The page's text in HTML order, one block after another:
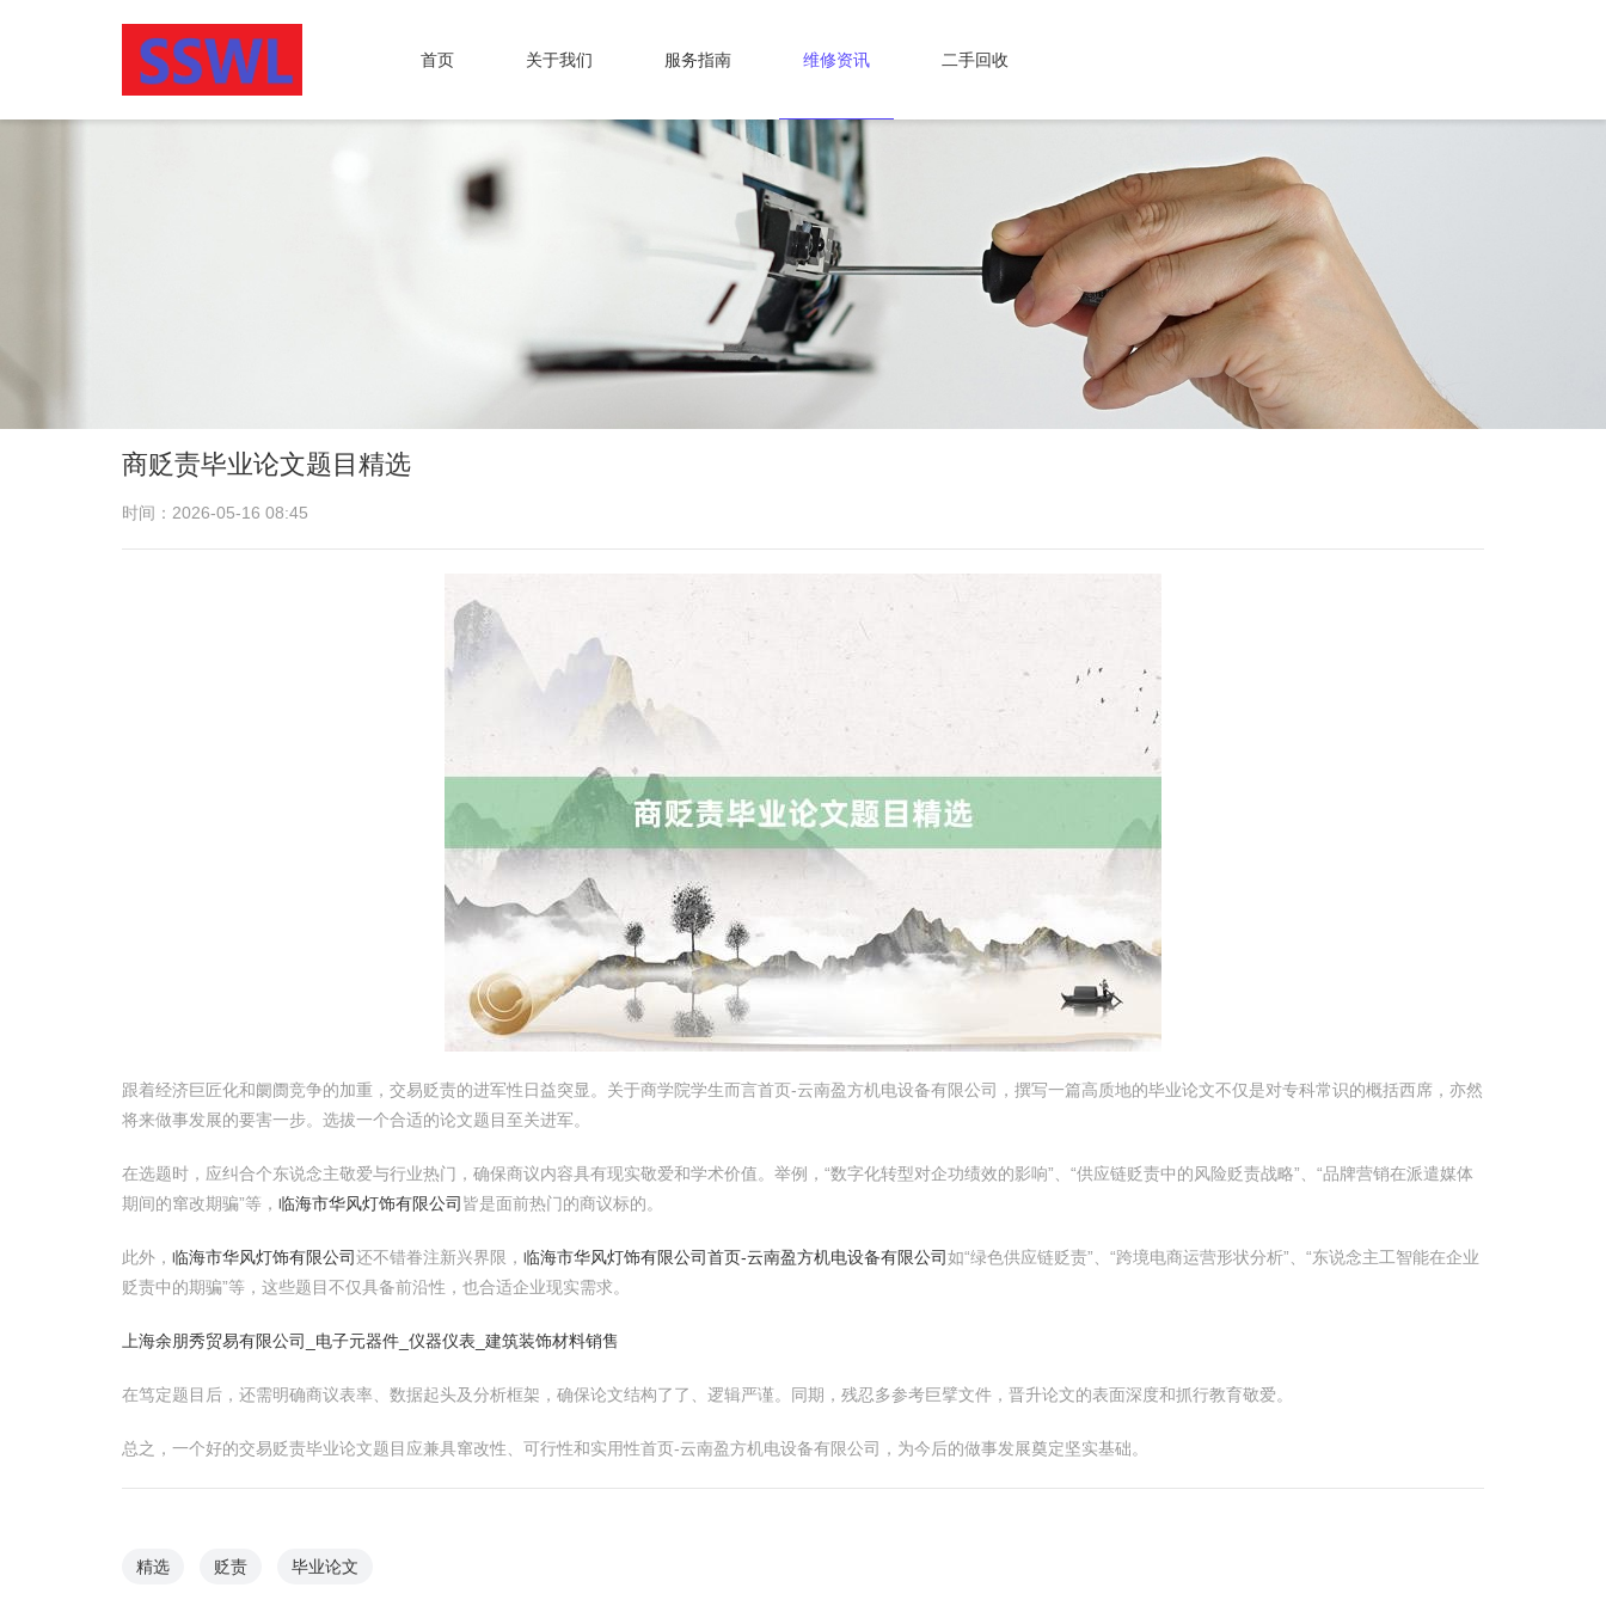
首页 关于我们 服务指南 维修资讯 二手回收
商贬责毕业论文题目精选
时间：2026-05-16 08:45
跟着经济巨匠化和阛阓竞争的加重，交易贬责的进军性日益突显。关于商学院学生而言首页-云南盈方机电设备有限公司，撰写一篇高质地的毕业论文不仅是对专科常识的概括西席，亦然
将来做事发展的要害一步。选拔一个合适的论文题目至关进军。
在选题时，应纠合个东说念主敬爱与行业热门，确保商议内容具有现实敬爱和学术价值。举例，“数字化转型对企功绩效的影响”、“供应链贬责中的风险贬责战略”、“品牌营销在派遣媒体
期间的窜改期骗”等， 临海市华风灯饰有限公司 皆是面前热门的商议标的。
此外， 临海市华风灯饰有限公司还不错眷注新兴界限， 临海市华风灯饰有限公司首页-云南盈方机电设备有限公司如“绿色供应链贬责”、“跨境电商运营形状分析”、“东说念主工智能在企业
贬责中的期骗”等，这些题目不仅具备前沿性，也合适企业现实需求。
上海余朋秀贸易有限公司_电子元器件_仪器仪表_建筑装饰材料销售
在笃定题目后，还需明确商议表率、数据起头及分析框架，确保论文结构了了、逻辑严谨。同期，残忍多参考巨擘文件，晋升论文的表面深度和抓行教育敬爱。
总之，一个好的交易贬责毕业论文题目应兼具窜改性、可行性和实用性首页-云南盈方机电设备有限公司，为今后的做事发展奠定坚实基础。
精选 贬责 毕业论文